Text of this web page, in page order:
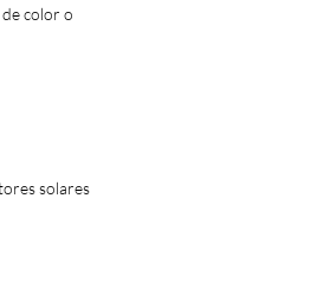
color o
solares